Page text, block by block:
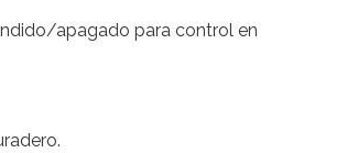
apagado para control en